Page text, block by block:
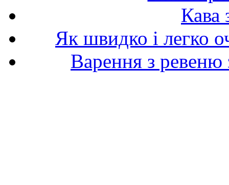
Кава
Як швидко і легко
Варення з ревеню